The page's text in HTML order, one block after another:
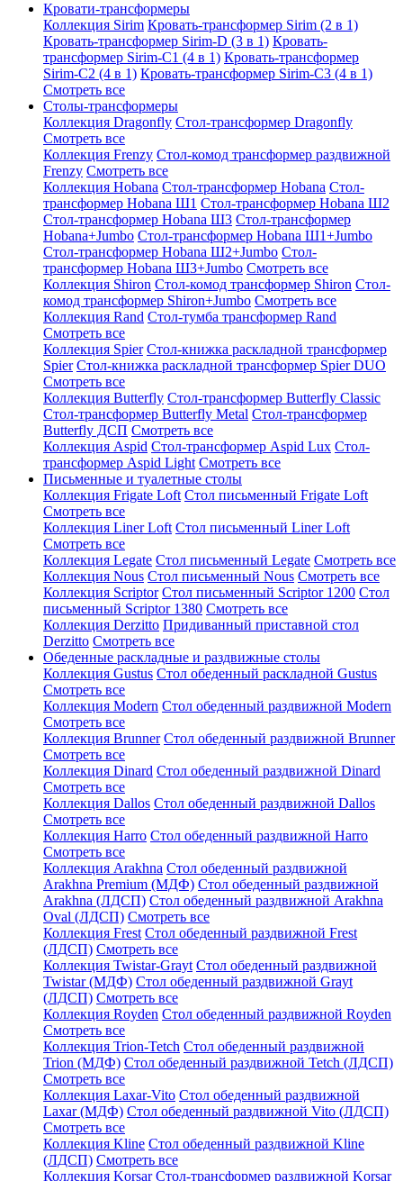
Кровати-трансформеры
Коллекция Sirim Кровать-трансформер Sirim (2 в 1)
Кровать-трансформер Sirim-D (3 в 1) Кровать-
трансформер Sirim-C1 (4 в 1) Кровать-трансформер
Sirim-C2 (4 в 1) Кровать-трансформер Sirim-C3 (4 в 1)
Смотреть все
Cтолы-трансформеры
Коллекция Dragonfly Стол-трансформер Dragonfly
Смотреть все
Коллекция Frenzy Стол-комод трансформер раздвижной
Frenzy Смотреть все
Коллекция Hobana Стол-трансформер Hobana Стол-
трансформер Hobana Ш1 Стол-трансформер Hobana Ш2
Стол-трансформер Hobana Ш3 Стол-трансформер
Hobana+Jumbo Стол-трансформер Hobana Ш1+Jumbo
Стол-трансформер Hobana Ш2+Jumbo Стол-
трансформер Hobana Ш3+Jumbo Смотреть все
Коллекция Shiron Стол-комод трансформер Shiron Стол-
комод трансформер Shiron+Jumbo Смотреть все
Коллекция Rand Стол-тумба трансформер Rand
Смотреть все
Коллекция Spier Стол-книжка раскладной трансформер
Spier Стол-книжка раскладной трансформер Spier DUO
Смотреть все
Коллекция Butterfly Стол-трансформер Butterfly Classic
Стол-трансформер Butterfly Metal Стол-трансформер
Butterfly ДСП Смотреть все
Коллекция Aspid Стол-трансформер Aspid Lux Стол-
трансформер Aspid Light Смотреть все
Письменные и туалетные столы
Коллекция Frigate Loft Стол письменный Frigate Loft
Смотреть все
Коллекция Liner Loft Стол письменный Liner Loft
Смотреть все
Коллекция Legate Стол письменный Legate Смотреть все
Коллекция Nous Стол письменный Nous Смотреть все
Коллекция Scriptor Стол письменный Scriptor 1200 Стол
письменный Scriptor 1380 Смотреть все
Коллекция Derzitto Придиванный приставной стол
Derzitto Смотреть все
Обеденные раскладные и раздвижные столы
Коллекция Gustus Стол обеденный раскладной Gustus
Смотреть все
Коллекция Modern Стол обеденный раздвижной Modern
Смотреть все
Коллекция Brunner Стол обеденный раздвижной Brunner
Смотреть все
Коллекция Dinard Стол обеденный раздвижной Dinard
Смотреть все
Коллекция Dallos Стол обеденный раздвижной Dallos
Смотреть все
Коллекция Harro Стол обеденный раздвижной Harro
Смотреть все
Коллекция Arakhna Стол обеденный раздвижной
Arakhna Premium (МДФ) Стол обеденный раздвижной
Arakhna (ЛДСП) Стол обеденный раздвижной Arakhna
Oval (ЛДСП) Смотреть все
Коллекция Frest Стол обеденный раздвижной Frest
(ЛДСП) Смотреть все
Коллекция Twistar-Grayt Стол обеденный раздвижной
Twistar (МДФ) Стол обеденный раздвижной Grayt
(ЛДСП) Смотреть все
Коллекция Royden Стол обеденный раздвижной Royden
Смотреть все
Коллекция Trion-Tetch Стол обеденный раздвижной
Trion (МДФ) Стол обеденный раздвижной Tetch (ЛДСП)
Смотреть все
Коллекция Laxar-Vito Стол обеденный раздвижной
Laxar (МДФ) Стол обеденный раздвижной Vito (ЛДСП)
Смотреть все
Коллекция Kline Стол обеденный раздвижной Kline
(ЛДСП) Смотреть все
Коллекция Korsar Стол-трансформер раздвижной Korsar